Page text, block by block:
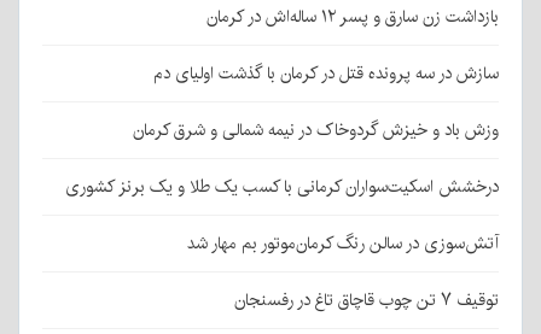
بازداشت زن سارق و پسر ۱۲ ساله‌اش در کرمان
سازش در سه پرونده قتل در کرمان با گذشت اولیای دم
وزش باد و خیزش گردوخاک در نیمه شمالی و شرق کرمان
درخشش اسکیت‌سواران کرمانی با کسب یک طلا و یک برنز کشوری
آتش‌سوزی در سالن رنگ کرمان‌موتور بم مهار شد
توقیف ۷ تن چوب قاچاق تاغ در رفسنجان